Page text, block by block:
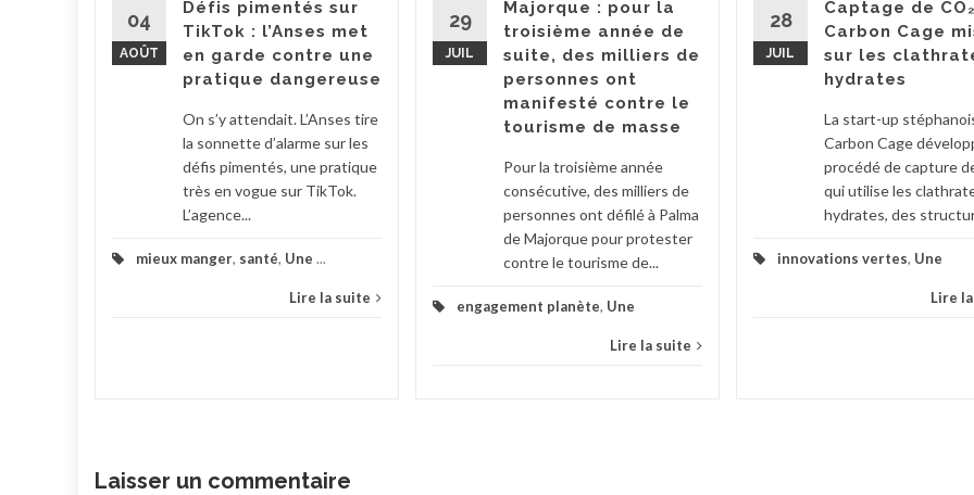
04
AOÛT
Défis pimentés sur
TikTok : l’Anses met
en garde contre une
pratique dangereuse
On s’y attendait. L’Anses tire
la sonnette d’alarme sur les
défis pimentés, une pratique
très en vogue sur TikTok.
L’agence...
mieux manger, santé, Une ...
Lire la suite
29
JUIL
Majorque : pour la
troisième année de
suite, des milliers de
personnes ont
manifesté contre le
tourisme de masse
Pour la troisième année
consécutive, des milliers de
personnes ont défilé à Palma
de Majorque pour protester
contre le tourisme de...
engagement planète, Une
Lire la suite
28
JUIL
Captage de
Carbon Cage
sur les
hydrates
La start-up
Carbon Cage
procédé de capture
qui utilise les
hydrates, des
innovations vertes, Une
Lire
Laisser un commentaire